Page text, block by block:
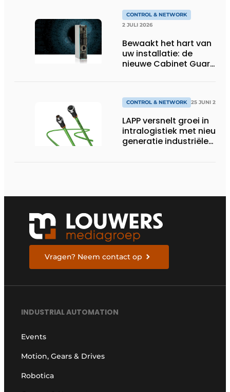
sneller volgens de
jaarlijkse analyse van
HMS Networks
CONTROL & NETWORK
2 JULI 2026
Bewaakt het hart van
uw installatie: de
nieuwe Cabinet Guard
CONTROL & NETWORK 25 JUNI 2026
LAPP versnelt groei in
intralogistiek met nieuwe
generatie industriële
Vragen? Neem contact op
INDUSTRIAL AUTOMATION
Events
Motion, Gears & Drives
Robotica